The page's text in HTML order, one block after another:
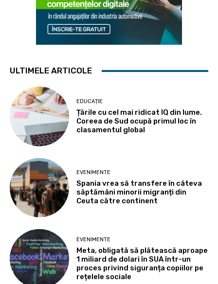
ULTIMELE ARTICOLE
EDUCAȚIE
Țările cu cel mai ridicat IQ din lume.
Coreea de Sud ocupă primul loc în
clasamentul global
EVENIMENTE
Spania vrea să transfere în câteva
săptămâni minorii migranți din
Ceuta către continent
EVENIMENTE
Meta, obligată să plătească aproape
1 miliard de dolari în SUA într-un
proces privind siguranța copiilor pe
rețelele sociale